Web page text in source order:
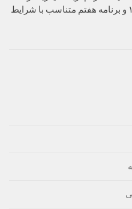
مجلس شورای اسلامی : بودجه ۱۴۰۵ و برنامه هفتم متناسب با شرایط